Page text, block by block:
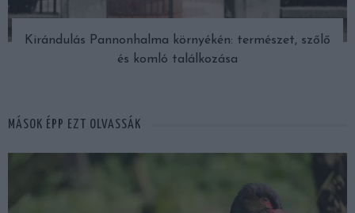
Kirándulás Pannonhalma környékén: természet, szőlő
és komló találkozása
MÁSOK ÉPP EZT OLVASSÁK